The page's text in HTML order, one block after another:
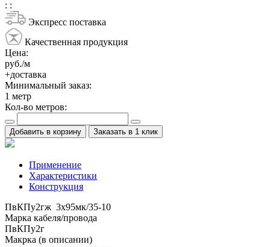
: :
Экспресс поставка
Качественная продукция
Цена:
руб./м
+доставка
Минимальный заказ:
1 метр
Кол-во метров:
Добавить в корзину Заказать в 1 клик
Применение
Характеристики
Конструкция
ПвКПу2гж 3x95мк/35-10
Марка кабеля/провода
ПвКПу2г
Макрка (в описании)